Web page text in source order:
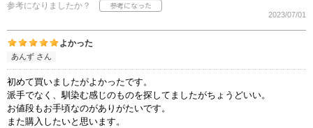
参考になりましたか？
2023/07/01
よかった
あんず さん
初めて買いましたがよかったです。
派手でなく、馴染む感じのものを探してましたがちょうどいい。
お値段もお手頃なのがありがたいです。
また購入したいと思います。